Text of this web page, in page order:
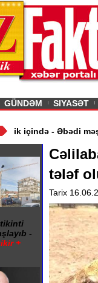
GÜNDƏM SIYASƏT
zibillik içində -
-
+
tələf
Tarix